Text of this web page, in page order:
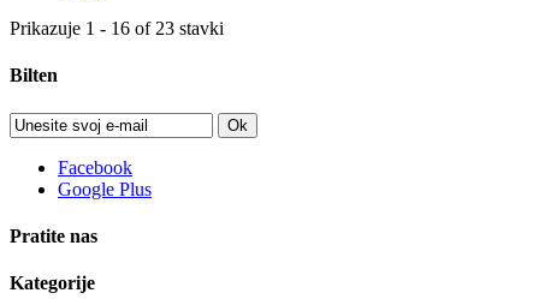
Prikazuje 1 - 16 of 23 stavki
Bilten
Ok
Facebook
Google Plus
Pratite nas
Kategorije